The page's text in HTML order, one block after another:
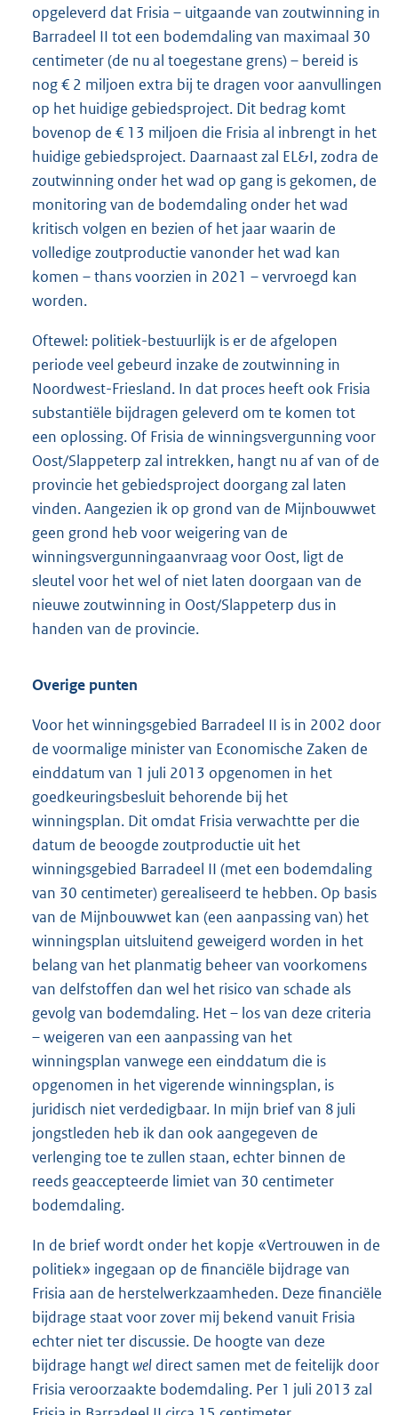
opgeleverd dat Frisia – uitgaande van zoutwinning in
Barradeel II tot een bodemdaling van maximaal 30
centimeter (de nu al toegestane grens) – bereid is
nog € 2 miljoen extra bij te dragen voor aanvullingen
op het huidige gebiedsproject. Dit bedrag komt
bovenop de € 13 miljoen die Frisia al inbrengt in het
huidige gebiedsproject. Daarnaast zal EL&I, zodra de
zoutwinning onder het wad op gang is gekomen, de
monitoring van de bodemdaling onder het wad
kritisch volgen en bezien of het jaar waarin de
volledige zoutproductie vanonder het wad kan
komen – thans voorzien in 2021 – vervroegd kan
worden.
Oftewel: politiek-bestuurlijk is er de afgelopen
periode veel gebeurd inzake de zoutwinning in
Noordwest-Friesland. In dat proces heeft ook Frisia
substantiële bijdragen geleverd om te komen tot
een oplossing. Of Frisia de winningsvergunning voor
Oost/Slappeterp zal intrekken, hangt nu af van of de
provincie het gebiedsproject doorgang zal laten
vinden. Aangezien ik op grond van de Mijnbouwwet
geen grond heb voor weigering van de
winningsvergunningaanvraag voor Oost, ligt de
sleutel voor het wel of niet laten doorgaan van de
nieuwe zoutwinning in Oost/Slappeterp dus in
handen van de provincie.
Overige punten
Voor het winningsgebied Barradeel II is in 2002 door
de voormalige minister van Economische Zaken de
einddatum van 1 juli 2013 opgenomen in het
goedkeuringsbesluit behorende bij het
winningsplan. Dit omdat Frisia verwachtte per die
datum de beoogde zoutproductie uit het
winningsgebied Barradeel II (met een bodemdaling
van 30 centimeter) gerealiseerd te hebben. Op basis
van de Mijnbouwwet kan (een aanpassing van) het
winningsplan uitsluitend geweigerd worden in het
belang van het planmatig beheer van voorkomens
van delfstoffen dan wel het risico van schade als
gevolg van bodemdaling. Het – los van deze criteria
– weigeren van een aanpassing van het
winningsplan vanwege een einddatum die is
opgenomen in het vigerende winningsplan, is
juridisch niet verdedigbaar. In mijn brief van 8 juli
jongstleden heb ik dan ook aangegeven de
verlenging toe te zullen staan, echter binnen de
reeds geaccepteerde limiet van 30 centimeter
bodemdaling.
In de brief wordt onder het kopje «Vertrouwen in de
politiek» ingegaan op de financiële bijdrage van
Frisia aan de herstelwerkzaamheden. Deze financiële
bijdrage staat voor zover mij bekend vanuit Frisia
echter niet ter discussie. De hoogte van deze
bijdrage hangtwel direct samen met de feitelijk door
Frisia veroorzaakte bodemdaling. Per 1 juli 2013 zal